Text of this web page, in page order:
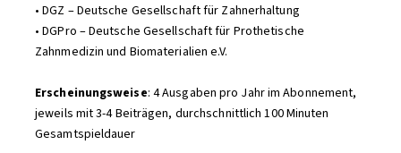
• DGZ – Deutsche Gesellschaft für Zahnerhaltung
• DGPro – Deutsche Gesellschaft für Prothetische
Zahnmedizin und Biomaterialien e.V.
Erscheinungsweise: 4 Ausgaben pro Jahr im Abonnement,
jeweils mit 3-4 Beiträgen, durchschnittlich 100 Minuten
Gesamtspieldauer